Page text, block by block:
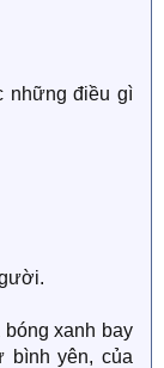
những điều gì
xanh bay
bình yên, của